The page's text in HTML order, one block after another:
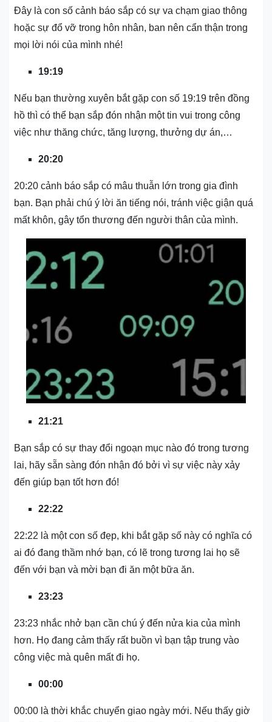
Đây là con số cảnh báo sắp có sự va chạm giao thông
hoặc sự đổ vỡ trong hôn nhân, ban nên cẩn thận trong
mọi lời nói của mình nhé!
19:19
Nếu bạn thường xuyên bắt gặp con số 19:19 trên đồng
hồ thì có thể bạn sắp đón nhận một tin vui trong công
việc như thăng chức, tăng lượng, thưởng dự án,…
20:20
20:20 cảnh báo sắp có mâu thuẫn lớn trong gia đình
bạn. Bạn phải chú ý lời ăn tiếng nói, tránh việc giận quá
mất khôn, gây tổn thương đến người thân của mình.
21:21
Bạn sắp có sự thay đổi ngoạn mục nào đó trong tương
lai, hãy sẵn sàng đón nhận đó bởi vì sự việc này xảy
đến giúp bạn tốt hơn đó!
22:22
22:22 là một con số đẹp, khi bắt gặp số này có nghĩa có
ai đó đang thầm nhớ bạn, có lẽ trong tương lai họ sẽ
đến với bạn và mời bạn đi ăn một bữa ăn.
23:23
23:23 nhắc nhở bạn cần chú ý đến nửa kia của mình
hơn. Họ đang cảm thấy rất buồn vì bạn tập trung vào
công việc mà quên mất đi họ.
00:00
00:00 là thời khắc chuyển giao ngày mới. Nếu thấy giờ